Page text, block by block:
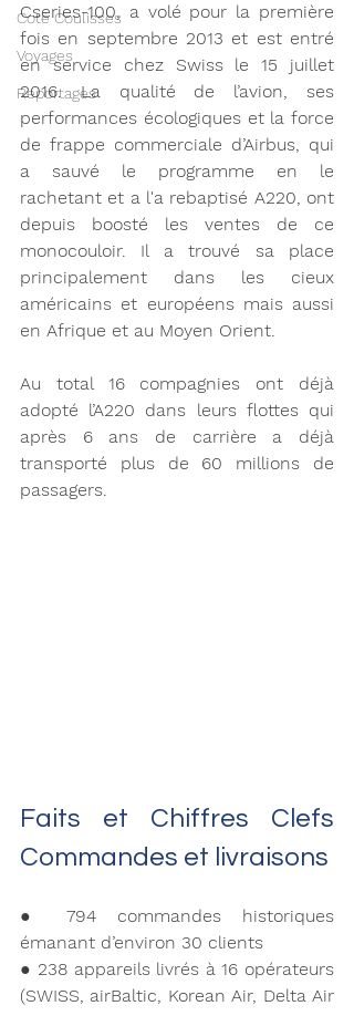
Coté Coulisses
Voyages
Reportages
Cseries-100, a volé pour la première
fois en septembre 2013 et est entré
en service chez Swiss le 15 juillet
2016. La qualité de l’avion, ses
performances écologiques et la force
de frappe commerciale d’Airbus, qui
a sauvé le programme en le
rachetant et a l'a rebaptisé A220, ont
depuis boosté les ventes de ce
monocouloir. Il a trouvé sa place
principalement dans les cieux
américains et européens mais aussi
en Afrique et au Moyen Orient.
Au total 16 compagnies ont déjà
adopté l’A220 dans leurs flottes qui
après 6 ans de carrière a déjà
transporté plus de 60 millions de
passagers.
Faits et Chiffres Clefs
Commandes et livraisons
● 794 commandes historiques
émanant d’environ 30 clients
● 238 appareils livrés à 16 opérateurs
(SWISS, airBaltic, Korean Air, Delta Air